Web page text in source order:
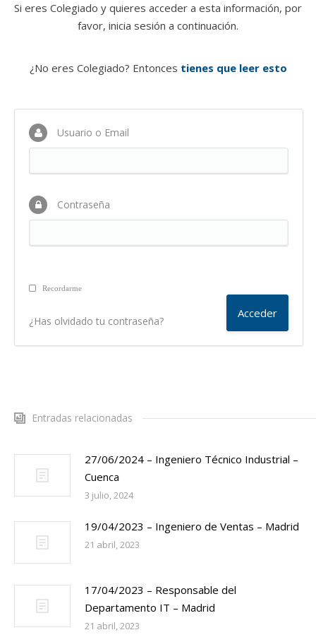
Si eres Colegiado y quieres acceder a esta información, por
favor, inicia sesión a continuación.
¿No eres Colegiado? Entonces tienes que leer esto
Usuario o Email
Contraseña
Recordarme
¿Has olvidado tu contraseña?
Entradas relacionadas
27/06/2024 – Ingeniero Técnico Industrial –
Cuenca
3 julio, 2024
19/04/2023 – Ingeniero de Ventas – Madrid
21 abril, 2023
17/04/2023 – Responsable del
Departamento IT – Madrid
21 abril, 2023